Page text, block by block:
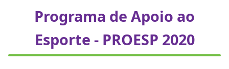
Programa de Apoio ao
Esporte - PROESP 2020